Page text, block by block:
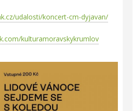
udalosti/koncert-cm-dyjavan/
kulturamoravskykrumlov